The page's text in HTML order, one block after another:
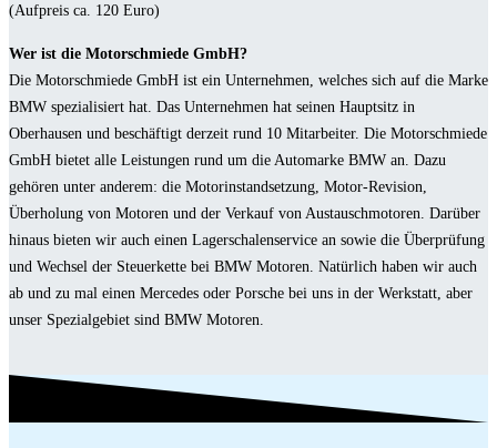
(Aufpreis ca. 120 Euro)
Wer ist die Motorschmiede GmbH?
Die Motorschmiede GmbH ist ein Unternehmen, welches sich auf die Marke
BMW spezialisiert hat. Das Unternehmen hat seinen Hauptsitz in
Oberhausen und beschäftigt derzeit rund 10 Mitarbeiter. Die Motorschmiede
GmbH bietet alle Leistungen rund um die Automarke BMW an. Dazu
gehören unter anderem: die Motorinstandsetzung, Motor-Revision,
Überholung von Motoren und der Verkauf von Austauschmotoren. Darüber
hinaus bieten wir auch einen Lagerschalenservice an sowie die Überprüfung
und Wechsel der Steuerkette bei BMW Motoren. Natürlich haben wir auch
ab und zu mal einen Mercedes oder Porsche bei uns in der Werkstatt, aber
unser Spezialgebiet sind BMW Motoren.